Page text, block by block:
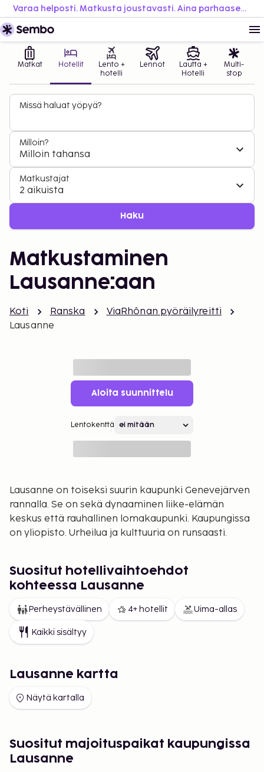
Varaa helposti. Matkusta joustavasti. Aina parhaaseen hintaan.
Matkat Hotellit
Lento +
hotelli
Lennot
Lautta +
Hotelli
Multi-
stop
Missä haluat yöpyä?
Milloin?
Milloin tahansa
Matkustajat
2 aikuista
Haku
Matkustaminen
Lausanne:aan
Koti Ranska
ViaRhônan pyöräilyreitti
Lausanne
Aloita suunnittelu
Lentokenttä
Lausanne on toiseksi suurin kaupunki Genevejärven
rannalla. Se on sekä dynaaminen liike-elämän
keskus että rauhallinen lomakaupunki. Kaupungissa
on yliopisto. Urheilua ja kulttuuria on runsaasti.
Suositut hotellivaihtoehdot
kohteessa Lausanne
Perheystävällinen 4+ hotellit Uima-allas
Kaikki sisältyy
Lausanne kartta
Näytä kartalla
Suositut majoituspaikat kaupungissa
Lausanne